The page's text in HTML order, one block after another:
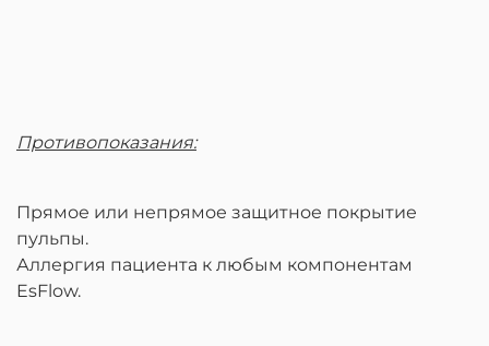
Противопоказания:
Прямое или непрямое защитное покрытие
пульпы.
Аллергия пациента к любым компонентам
EsFlow.